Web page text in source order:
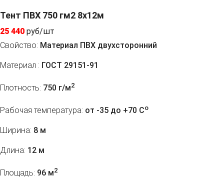
Тент ПВХ 750 гм2 8x12м
25 440 руб/шт
Свойство: Материал ПВХ двухсторонний
Материал : ГОСТ 29151-91
Плотность: 750 г/м2
Рабочая температура: от -35 до +70 Co
Ширина: 8 м
Длина: 12 м
Площадь: 96 м2